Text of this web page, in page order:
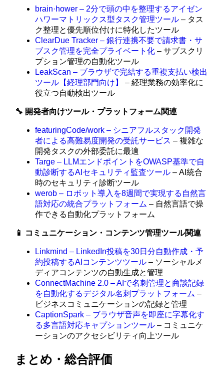
brain·hower – 2分で頭の中を整理するアイゼン
ハワーマトリックス型タスク管理ツール – タス
ク整理と優先順位付けに特化したツール
ClearDue Tracker – 銀行連携不要で請求書・サ
ブスク管理を完全プライベート化 – サブスクリ
プション管理の自動化ツール
LeakScan – ブラウザで完結する重複支払い検出
ツール【経理部門向け】
– 経理業務の効率化に
役立つ自動検出ツール
🔧 開発者向けツール・プラットフォーム関連
featuringCode/work – シニアフルスタック開発
者による高難易度開発の受託サービス – 複雑な
開発タスクの外部委託に最適
Targe – LLMエンドポイントをOWASP基準で自
動診断するAIセキュリティ監査ツール – AI統合
時のセキュリティ診断ツール
werob – ロボット導入を8週間で実現する自然言
語対応の統合プラットフォーム – 自然言語で操
作できる自動化プラットフォーム
📱 コミュニケーション・コンテンツ管理ツール関連
Linkmind – LinkedIn投稿を30日分自動作成・予
約投稿するAIコンテンツツール – ソーシャルメ
ディアコンテンツの自動生成と管理
ConnectMachine 2.0 – AIで名刺管理と商談記録
を自動化するデジタル名刺プラットフォーム –
ビジネスコミュニケーションの記録と管理
CaptionSpark – ブラウザ音声を即座に字幕化す
る多言語対応キャプションツール – コミュニケ
ーションのアクセシビリティ向上ツール
まとめ・総合評価